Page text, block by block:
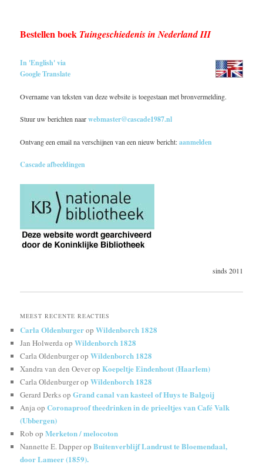
Bestellen boek Tuingeschiedenis in Nederland III
In 'English' via
Google Translate
Overname van teksten van deze website is toegestaan met bronvermelding.
Stuur uw berichten naarwebmaster@cascade1987.nl
Ontvang een email na verschijnen van een nieuw bericht:aanmelden
Cascade afbeeldingen
sinds 2011
MEEST RECENTE REACTIES
Carla OldenburgeropWildenborch 1828
Jan HolwerdaopWildenborch 1828
Carla OldenburgeropWildenborch 1828
Xandra van den OeveropKoepeltje Eindenhout (Haarlem)
Carla OldenburgeropWildenborch 1828
Gerard DerksopGrand canal van kasteel of Huys te Balgoij
AnjaopCoronaproof theedrinken in de prieeltjes van Café Valk
(Ubbergen)
Rob opMerketon / melocoton
Nannette E. DapperopBuitenverblijf Landrust te Bloemendaal,
door Lameer (1859).